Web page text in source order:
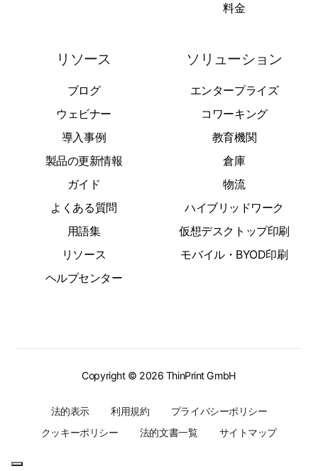
料金
リソース
ブログ
ウェビナー
導入事例
製品の更新情報
ガイド
よくある質問
用語集
リソース
ヘルプセンター
ソリューション
エンタープライズ
コワーキング
教育機関
倉庫
物流
ハイブリッドワーク
仮想デスクトップ印刷
モバイル・BYOD印刷
Copyright © 2026 ThinPrint GmbH
法的表示 利用規約
プライバシーポリシー
クッキーポリシー
法的文書一覧 サイトマップ